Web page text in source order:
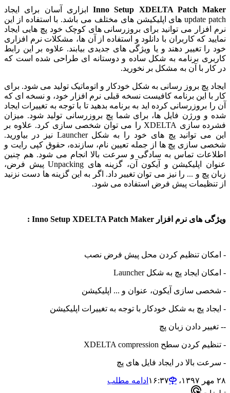
Inno Setup XDELTA Patch Maker ابزاری آسان برای ایجاد
update patch های اپلیکیشن های مختلف می باشد. با استفاده از این
نرم افزار می توانید برای بروزرسانی های کوچک خود پچ هایی ایجاد
نمایید که کاربران با دانلود و استفاده از آن ها، مشکلات نرم افزاری
خود را تغییر دهند و یا ویژگی های جدیدی بیابند. علاوه بر این رابط
کاربری برنامه به شکل ساده و دوستانه ای طراحی شده است که
در کار با آن به مشکل بر نخورید.
ایجاد پچ بروز رسانی به شکل خودکار و اتوماتیک تولید می شود. برای
کار با این برنامه کافیست نسخه قبلی نرم افزار خود، و نسخه ای که
آن را بروزرسانی کرده اید به برنامه بدهید تا با توجه به تغییرات ایجاد
شده و ورژن فایل ها، برای شما پچ بروزرسانی تولید شود. میزان
فشرده سازی XDELTA را می توان شخصی سازی کرد. علاوه بر
این می توانید پچ های خود را به شکل Launcher نیز در بیاورید.
شخصی سازی پچ ها از جمله تعیین نام، سازنده، حقوق کپی رایت و
اطلاعات تماس به سادگی و سرعت بالا انجام می شود. هم چنین
عنوان اپلیکیشن و آیکون آن، گزینه های Unpacking پیش فرض،
زبان پچ و ... را نیز می توان تغییر داد. اگر به این گزینه ها دست نزنید
از تنظیمات پیش فرض استفاده می شود.
ویژگی های نرم افزار Inno Setup XDELTA Patch Maker :
- امکان تنظیم کردن محل پیش فرض نصب
- امکان ایجاد پچ به شکل Launcher
- شخصی سازی آیکون، عنوان و ... اپلیکیشن
- ایجاد پچ به شکل خودکار با توجه به تغییرات اپلیکیشن
-- تغییر دادن زبان پچ
- تنظیم کردن سطح XDELTA compression
- سرعت بالا در ایجاد فایل های پچ
۲۸ مهر ۱۳۹۷،‏ ۱۶:۳۷
ادامه مطلب